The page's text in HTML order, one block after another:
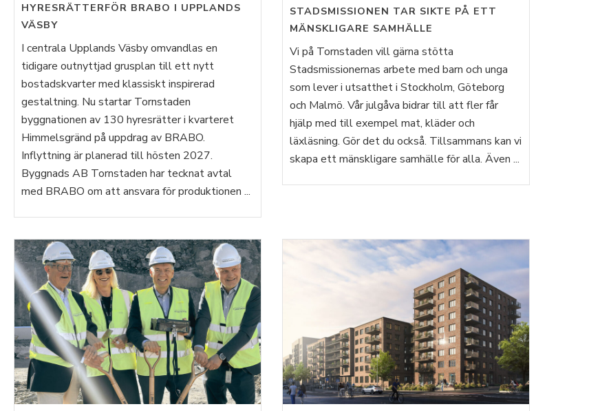
HYRESRÄTTERFÖR BRABO I UPPLANDS
VÄSBY
I centrala Upplands Väsby omvandlas en
tidigare outnyttjad grusplan till ett nytt
bostadskvarter med klassiskt inspirerad
gestaltning. Nu startar Tornstaden
byggnationen av 130 hyresrätter i kvarteret
Himmelsgränd på uppdrag av BRABO.
Inflyttning är planerad till hösten 2027.
Byggnads AB Tornstaden har tecknat avtal
med BRABO om att ansvara för produktionen ...
STADSMISSIONEN TAR SIKTE PÅ ETT
MÄNSKLIGARE SAMHÄLLE
Vi på Tornstaden vill gärna stötta
Stadsmissionernas arbete med barn och unga
som lever i utsatthet i Stockholm, Göteborg
och Malmö. Vår julgåva bidrar till att fler får
hjälp med till exempel mat, kläder och
läxläsning. Gör det du också. Tillsammans kan vi
skapa ett mänskligare samhälle för alla. Även ...